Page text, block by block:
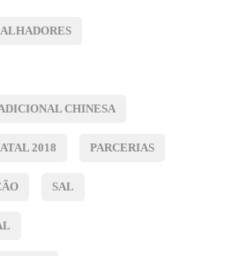
CHINESA
2018 PARCERIAS
SAL